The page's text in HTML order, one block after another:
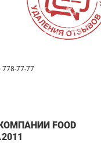
778-77-77
FOOD